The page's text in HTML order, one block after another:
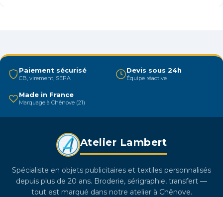
peuvent
être
choisies
page
produit
Paiement sécurisé
CB, virement, SEPA
Devis sous 24h
Équipe réactive
Made in France
Marquage à Chênove (21)
Atelier Lambert
Spécialiste en objets publicitaires et textiles personnalisés
depuis plus de 20 ans. Broderie, sérigraphie, transfert —
tout est marqué dans notre atelier à Chênove.